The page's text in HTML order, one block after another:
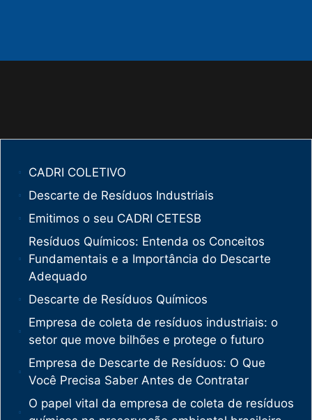
CADRI COLETIVO
Descarte de Resíduos Industriais
Emitimos o seu CADRI CETESB
Resíduos Químicos: Entenda os Conceitos
Fundamentais e a Importância do Descarte
Adequado
Descarte de Resíduos Químicos
Empresa de coleta de resíduos industriais: o
setor que move bilhões e protege o futuro
Empresa de Descarte de Resíduos: O Que
Você Precisa Saber Antes de Contratar
O papel vital da empresa de coleta de resíduos